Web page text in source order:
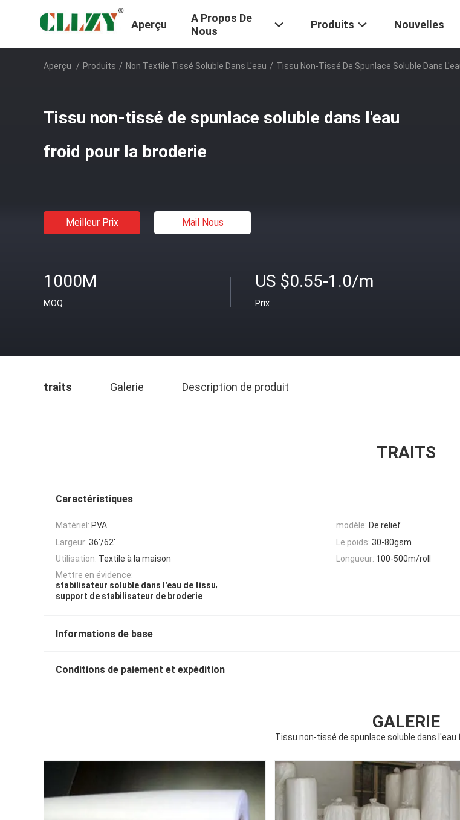
Aperçu
A Propos De
Nous
Produits Nouvelles
Aperçu / Produits / Non Textile Tissé Soluble Dans L'eau / Tissu Non-Tissé De Spunlace Soluble Dans
Tissu non-tissé de spunlace soluble dans l'eau
froid pour la broderie
Meilleur Prix Mail Nous
1000M
MOQ
US $0.55-1.0/m
Prix
traits Galerie Description de produit
TRAITS
Caractéristiques
Matériel: PVA modèle: De relief
Largeur: 36'/62' Le poids: 30-80gsm
Utilisation: Textile à la maison Longueur: 100-500m/roll
Mettre en évidence:
stabilisateur soluble dans l'eau de tissu,
support de stabilisateur de broderie
Informations de base
Conditions de paiement et expédition
GALERIE
Tissu non-tissé de spunlace soluble dans l'eau